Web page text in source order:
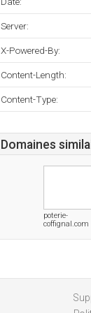
Server:
X-Powered-By:
Content-Length:
Content-Type:
Domaines
poterie-
coffignal.com